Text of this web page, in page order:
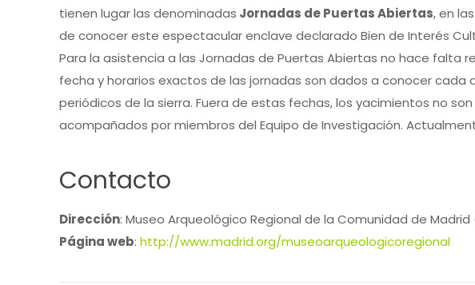
tienen lugar las denominadas Jornadas de Puertas Abiertas, en
de conocer este espectacular enclave declarado Bien de Interés
Para la asistencia a las Jornadas de Puertas Abiertas no hace falta
fecha y horarios exactos de las jornadas son dados a conocer cada
periódicos de la sierra. Fuera de estas fechas, los yacimientos no
acompañados por miembros del Equipo de Investigación.
Contacto
Dirección: Museo Arqueológico Regional de la Comunidad de
Página web: http://www.madrid.org/museoarqueologicoregional